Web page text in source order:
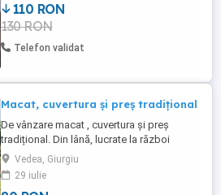
110 RON
130 RON
Telefon validat
Macat, cuvertura și preș tradițional
De vânzare macat , cuvertura și preș
tradițional. Din lână, lucrate la război
manual.Diverse dimensiuni.Toate
9bucx60=540 lei.
Vedea, Giurgiu
29 iulie